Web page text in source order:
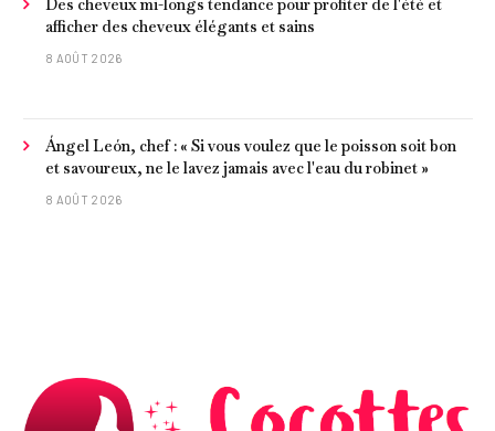
Des cheveux mi-longs tendance pour profiter de l'été et
afficher des cheveux élégants et sains
8 AOÛT 2026
Ángel León, chef : « Si vous voulez que le poisson soit bon
et savoureux, ne le lavez jamais avec l'eau du robinet »
8 AOÛT 2026